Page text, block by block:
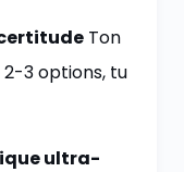
Ton
3 options, tu
ultra-